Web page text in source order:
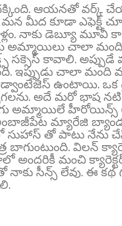
ఆయనతో వర్క్
మీద కూడా ఎఫెక్ట్
నాకు డెబ్యూ మూవీ
అమ్మాయిలు చాలా
సక్సెస్ కావాలి.
ఇప్పుడు చాలా మంది
ఉంటాయి.
అదే మరో భాష
అమ్మాయిలే
మ్యారేజి
సుహాస్ తో పాటు నేను
బాగుంటుంది. విలన్
అందరికీ మంచి
నాకు సీన్స్ లేవు. ఈ కథ